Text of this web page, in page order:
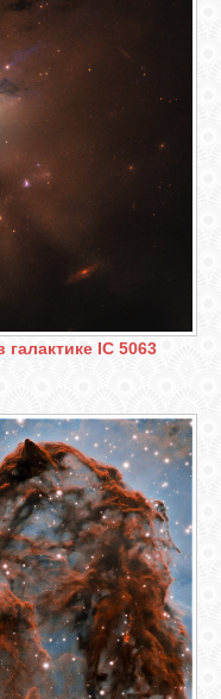
IC 5063